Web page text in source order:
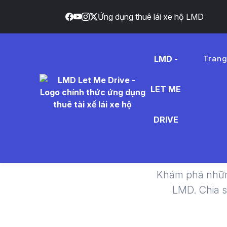
Ứng dụng thuê lái xe hộ LMD
LMD -
LET ME
DRIVE
Khám phá
LMD. Chia